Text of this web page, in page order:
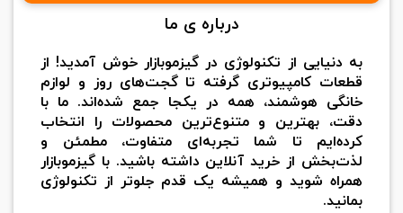
درباره ی ما
به دنیایی از تکنولوژی در گیزموبازار خوش آمدید! از
قطعات کامپیوتری گرفته تا گجت‌های روز و لوازم
خانگی هوشمند، همه در یکجا جمع شده‌اند. ما با
دقت، بهترین و متنوع‌ترین محصولات را انتخاب
کرده‌ایم تا شما تجربه‌ای متفاوت، مطمئن و
لذت‌بخش از خرید آنلاین داشته باشید. با گیزموبازار
همراه شوید و همیشه یک قدم جلوتر از تکنولوژی
بمانید.